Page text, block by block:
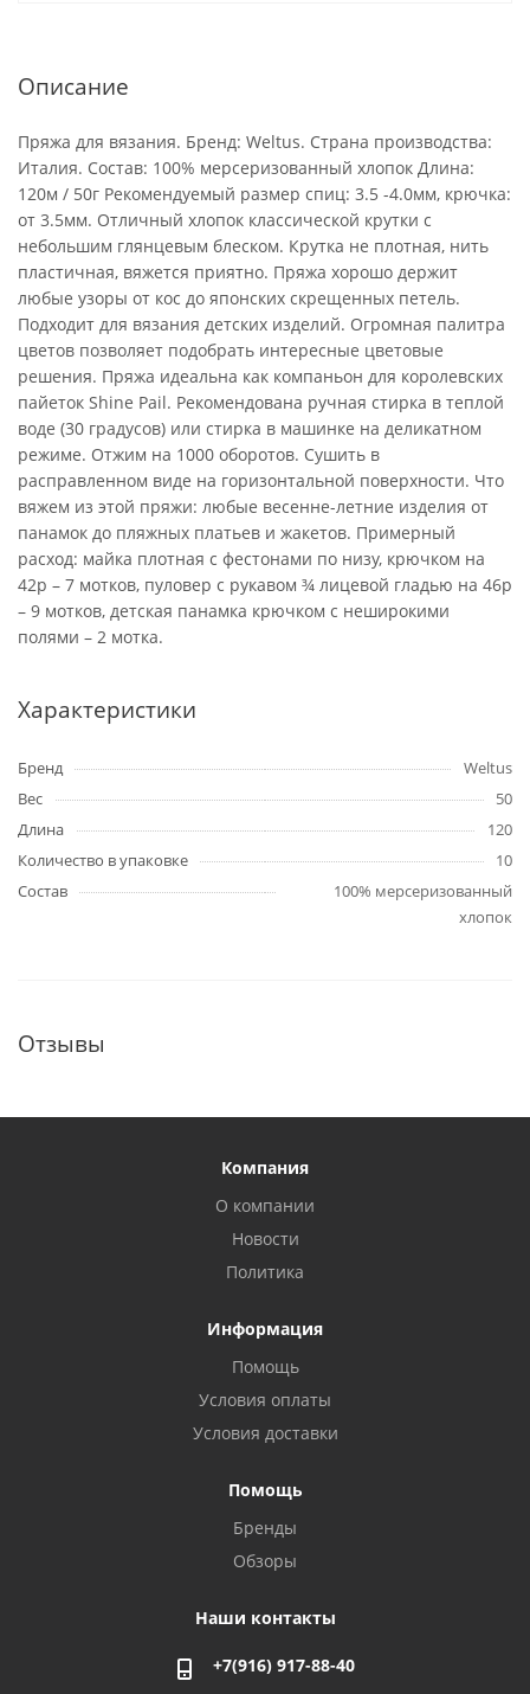
Описание
Пряжа для вязания. Бренд: Weltus. Страна производства:
Италия. Состав: 100% мерсеризованный хлопок Длина:
120м / 50г Рекомендуемый размер спиц: 3.5 -4.0мм, крючка:
от 3.5мм. Отличный хлопок классической крутки с
небольшим глянцевым блеском. Крутка не плотная, нить
пластичная, вяжется приятно. Пряжа хорошо держит
любые узоры от кос до японских скрещенных петель.
Подходит для вязания детских изделий. Огромная палитра
цветов позволяет подобрать интересные цветовые
решения. Пряжа идеальна как компаньон для королевских
пайеток Shine Pail. Рекомендована ручная стирка в теплой
воде (30 градусов) или стирка в машинке на деликатном
режиме. Отжим на 1000 оборотов. Сушить в
расправленном виде на горизонтальной поверхности. Что
вяжем из этой пряжи: любые весенне-летние изделия от
панамок до пляжных платьев и жакетов. Примерный
расход: майка плотная с фестонами по низу, крючком на
42р – 7 мотков, пуловер с рукавом ¾ лицевой гладью на 46р
– 9 мотков, детская панамка крючком с неширокими
полями – 2 мотка.
Характеристики
Бренд
Weltus
Вес
50
Длина
120
Количество в упаковке
10
Состав
100% мерсеризованный
хлопок
Отзывы
Компания
О компании
Новости
Политика
Информация
Помощь
Условия оплаты
Условия доставки
Помощь
Бренды
Обзоры
Наши контакты
+7(916) 917-88-40